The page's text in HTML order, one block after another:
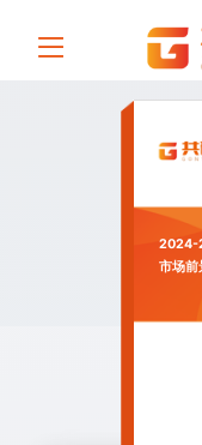
2024-
市场前